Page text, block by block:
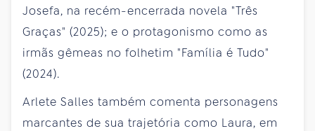
Josefa, na recém-encerrada novela "Três
Graças" (2025); e o protagonismo como as
irmãs gêmeas no folhetim "Família é Tudo"
(2024).
Arlete Salles também comenta personagens
marcantes de sua trajetória como Laura, em